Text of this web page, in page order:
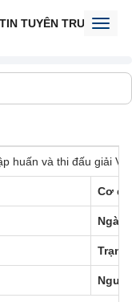
TUYÊN TRUYỀN
huấn và thi đấu giải
Cơ
Ngày
Trạng